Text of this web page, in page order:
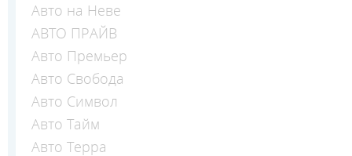
Авто на Неве
АВТО ПРАЙВ
Авто Премьер
Авто Свобода
Авто Символ
Авто Тайм
Авто Терра